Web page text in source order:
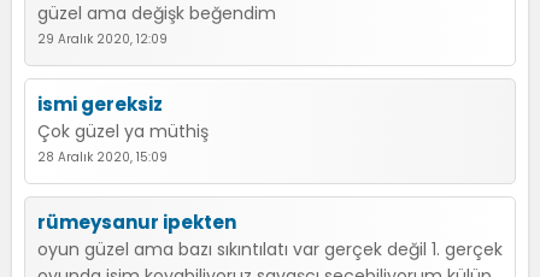
güzel ama değişk beğendim
29 Aralık 2020, 12:09
ismi gereksiz
Çok güzel ya müthiş
28 Aralık 2020, 15:09
rümeysanur ipekten
oyun güzel ama bazı sıkıntılatı var gerçek değil 1. gerçek